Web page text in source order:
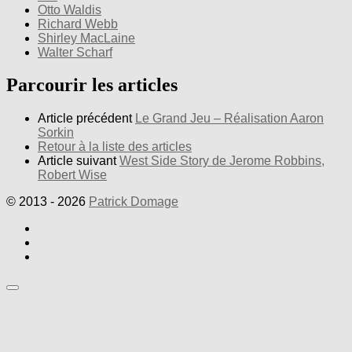
Otto Waldis
Richard Webb
Shirley MacLaine
Walter Scharf
Parcourir les articles
Article précédent Le Grand Jeu – Réalisation Aaron
Sorkin
Retour à la liste des articles
Article suivant West Side Story de Jerome Robbins,
Robert Wise
© 2013 - 2026 Patrick Domage